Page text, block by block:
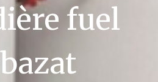
fuel